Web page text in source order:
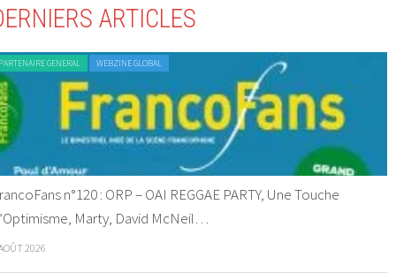
ARTICLES
GENERAL WEBZINE GLOBAL
n°120 : ORP – OAI REGGAE PARTY, Une Touche
Marty, David McNeil…
2026